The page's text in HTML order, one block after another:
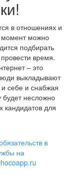
в отношениях и
момент можно
подбирать
время.
– это
выкладывают
себе и снабжая
несложно
кандидатов для
в
на